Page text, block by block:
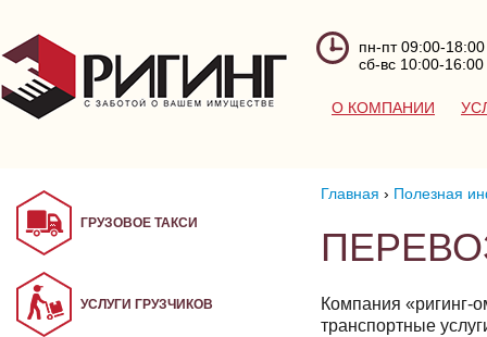
пн-пт 09:00-18:00
сб-вс 10:00-16:00
О КОМПАНИИ
Главная › Полезная
Компания «ригинг-
транспортные
ГРУЗОВОЕ ТАКСИ
УСЛУГИ ГРУЗЧИКОВ